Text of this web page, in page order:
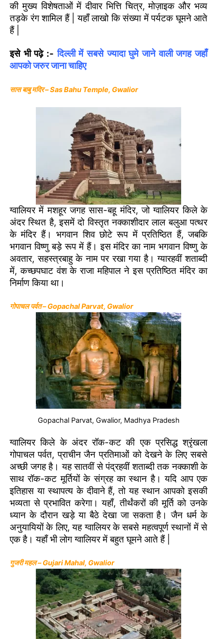
की मुख्य विशेषताओं में दीवार भित्ति चित्र, मोज़ाइक और भव्य
तड़के रंग शामिल हैं | यहाँ लाखो कि संख्या में पर्यटक घूमने आते
हैं |
इसे भी पढ़े :-दिल्ली में सबसे ज्यादा घुमे जाने वाली जगह जहाँ
आपको जरुर जाना चाहिए
सास बाबु मदिर – Sas Bahu Temple, Gwalior
ग्वालियर में मशहूर जगह सास-बहू मंदिर, जो ग्वालियर किले के
अंदर स्थित है, इसमें दो विस्तृत नक्काशीदार लाल बलुआ पत्थर
के मंदिर हैं। भगवान शिव छोटे रूप में प्रतिष्ठित हैं, जबकि
भगवान विष्णु बड़े रूप में हैं। इस मंदिर का नाम भगवान विष्णु के
अवतार, सहस्त्रबाहु के नाम पर रखा गया है। ग्यारहवीं शताब्दी
में, कच्छपघाट वंश के राजा महिपाल ने इस प्रतिष्ठित मंदिर का
निर्माण किया था।
गोपाचल पर्वत – Gopachal Parvat, Gwalior
Gopachal Parvat, Gwalior, Madhya Pradesh
ग्वालियर किले के अंदर रॉक-कट की एक प्रसिद्ध श्रृंखला
गोपाचल पर्वत, प्राचीन जैन प्रतिमाओं को देखने के लिए सबसे
अच्छी जगह है। यह सातवीं से पंद्रहवीं शताब्दी तक नक्काशी के
साथ रॉक-कट मूर्तियों के संग्रह का स्थान है। यदि आप एक
इतिहास या स्थापत्य के दीवाने हैं, तो यह स्थान आपको इसकी
भव्यता से प्रभावित करेगा। यहाँ, तीर्थंकरों की मूर्ति को उनके
ध्यान के दौरान खड़े या बैठे देखा जा सकता है। जैन धर्म के
अनुयायियों के लिए, यह ग्वालियर के सबसे महत्वपूर्ण स्थानों में से
एक है। यहाँ भी लोग ग्वालियर में बहुत घूमने आते हैं |
गुजरी महल – Gujari Mahal, Gwalior